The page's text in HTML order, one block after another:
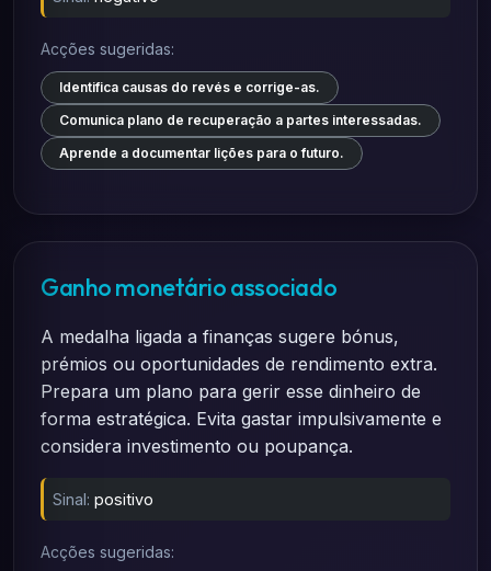
Acções sugeridas:
Identifica causas do revés e corrige-as.
Comunica plano de recuperação a partes interessadas.
Aprende a documentar lições para o futuro.
Ganho monetário associado
A medalha ligada a finanças sugere bónus,
prémios ou oportunidades de rendimento extra.
Prepara um plano para gerir esse dinheiro de
forma estratégica. Evita gastar impulsivamente e
considera investimento ou poupança.
Sinal: positivo
Acções sugeridas: